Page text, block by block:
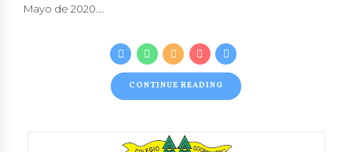
Mayo de 2020.…
CONTINUE READING